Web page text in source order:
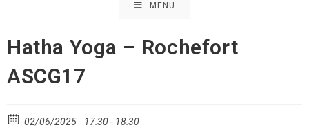
MENU
Hatha Yoga – Rochefort
ASCG17
02/06/2025 17:30 - 18:30